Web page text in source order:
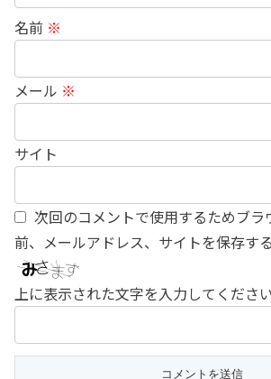
名前 ※
メール ※
サイト
次回のコメントで使用するためブラ
前、メールアドレス、サイトを保存する
上に表示された文字を入力してください